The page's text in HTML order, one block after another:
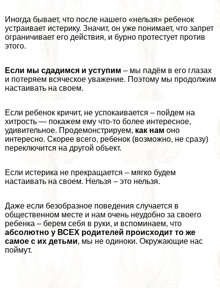
Иногда бывает, что после нашего «нельзя» ребенок
устраивает истерику. Значит, он уже понимает, что запрет
ограничивает его действия, и бурно протестует против
этого.
Если мы сдадимся и уступим – мы падём в его глазах
и потеряем всяческое уважение. Поэтому мы продолжим
настаивать на своем.
Если ребенок кричит, не успокаивается – пойдем на
хитрость — покажем ему что-то более интересное,
удивительное. Продемонстрируем, как нам оно
интересно. Скорее всего, ребенок (возможно, не сразу)
переключится на другой объект.
Если истерика не прекращается – мягко будем
настаивать на своем. Нельзя – это нельзя.
Даже если безобразное поведения случается в
общественном месте и нам очень неудобно за своего
ребенка – берем себя в руки, и вспоминаем, что
абсолютно у ВСЕХ родителей происходит то же
самое с их детьми, мы не одиноки. Окружающие нас
поймут.